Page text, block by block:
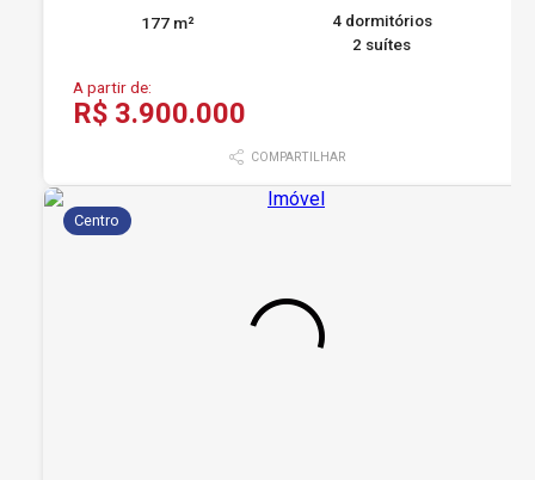
177 m²
4 dormitórios
2 suítes
A partir de:
R$ 3.900.000
COMPARTILHAR
Centro